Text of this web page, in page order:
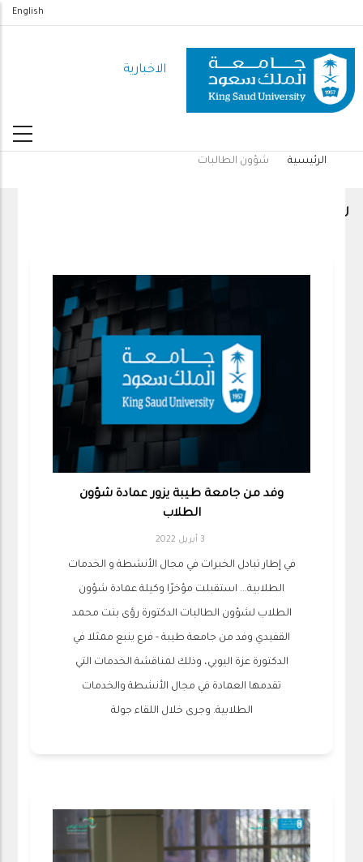
المحتوى
الرئيسي
English
الاخبارية
الرئيسية شؤون الطالبات
شؤون الطالبات
وفد من جامعة طيبة يزور عمادة شؤون
الطلاب
3 أبريل 2022
في إطار تبادل الخبرات في مجال الأنشطة و الخدمات
الطلابية... استقبلت مؤخرًا وكيلة عمادة شؤون
الطلاب لشؤون الطالبات الدكتورة رؤى بنت محمد
القفيدي وفد من جامعة طيبة - فرع ينبع ممثلا في
الدكتورة عزة اليوبي، وذلك لمناقشة الخدمات التي
تقدمها العمادة في مجال الأنشطة والخدمات
الطلابية. وجرى خلال اللقاء جولة